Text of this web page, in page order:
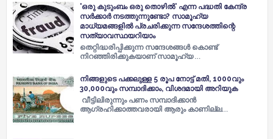
'ഒരു കുടുംബം ഒരു തൊഴില്‍' എന്ന പദ്ധതി കേന്ദ്ര
സര്‍ക്കാർ നടത്തുന്നുണ്ടോ? സാമൂഹ്യ
മാധ്യമങ്ങളില്‍ പ്രചരിക്കുന്ന സന്ദേശത്തിന്റെ
സത്യാവസ്ഥയറിയാം
തെറ്റിദ്ധരിപ്പിക്കുന്ന സന്ദേശങ്ങള്‍ കൊണ്ട്
നിറഞ്ഞിരിക്കുകയാണ് സാമൂഹ്യ …
നിങ്ങളുടെ പക്കലുള്ള 5 രൂപ നോട്ട് മതി, 1000വും
30,000വും സമ്പാദിക്കാം, വിശദമായി അറിയുക
വീട്ടിലിരുന്നും പണം സമ്പാദിക്കാൻ
ആഗ്രഹിക്കാത്തവരായി ആരും കാണില്ല…